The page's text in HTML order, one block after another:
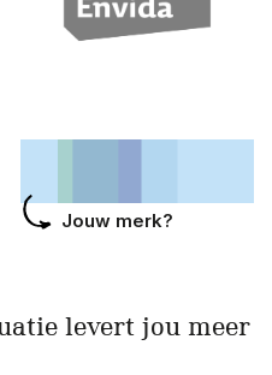
Jouw merk?
levert jou meer